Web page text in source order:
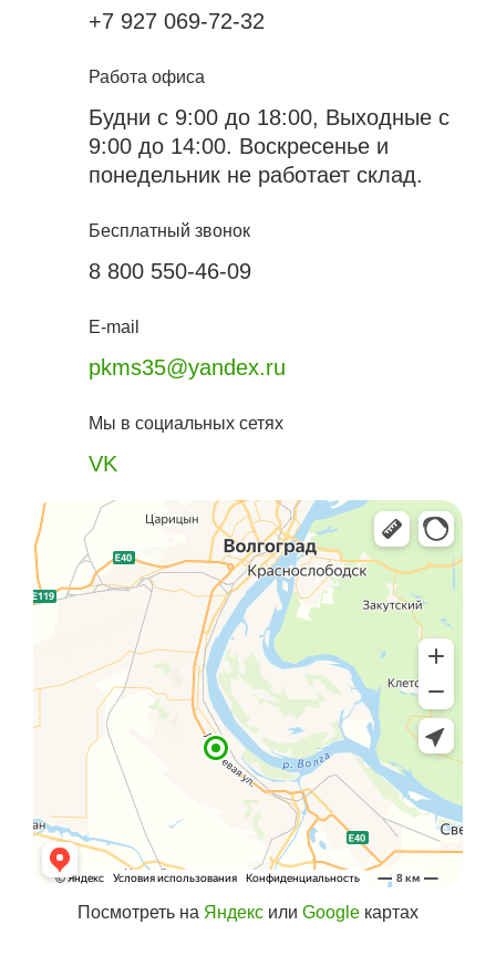
+7 927 069-72-32
Работа офиса
Будни с 9:00 до 18:00, Выходные с
9:00 до 14:00. Воскресенье и
понедельник не работает склад.
Бесплатный звонок
8 800 550-46-09
E-mail
pkms35@yandex.ru
Мы в социальных сетях
VK
Посмотреть на Яндекс или Google картах